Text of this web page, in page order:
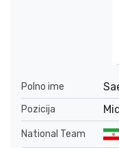
Polno ime
Pozicija
National Team